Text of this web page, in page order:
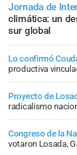
Jornada de
climática: un
sur global
Lo confirmó
productiva
Proyecto de
radicalismo
Congreso de la
votaron Losada,